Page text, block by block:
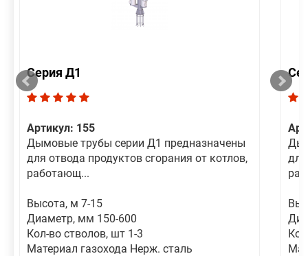
Серия Д1
Артикул: 155
Дымовые трубы серии Д1 предназначены
для отвода продуктов сгорания от котлов,
работающ...
Высота, м 7-15
Диаметр, мм 150-600
Кол-во стволов, шт 1-3
Материал газохода Нерж. сталь